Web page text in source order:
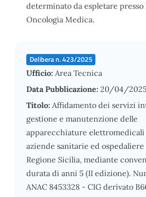
determinato da espletare presso
Oncologia Medica.
Delibera n. 423/2025
Ufficio: Area Tecnica
Data Pubblicazione: 20/04/2025
Titolo: Affidamento dei servizi
gestione e manutenzione delle
apparecchiature elettromedicali
aziende sanitarie ed ospedaliere
Regione Sicilia, mediante
durata di anni 5 (II edizione).
ANAC 8453328 - CIG derivato